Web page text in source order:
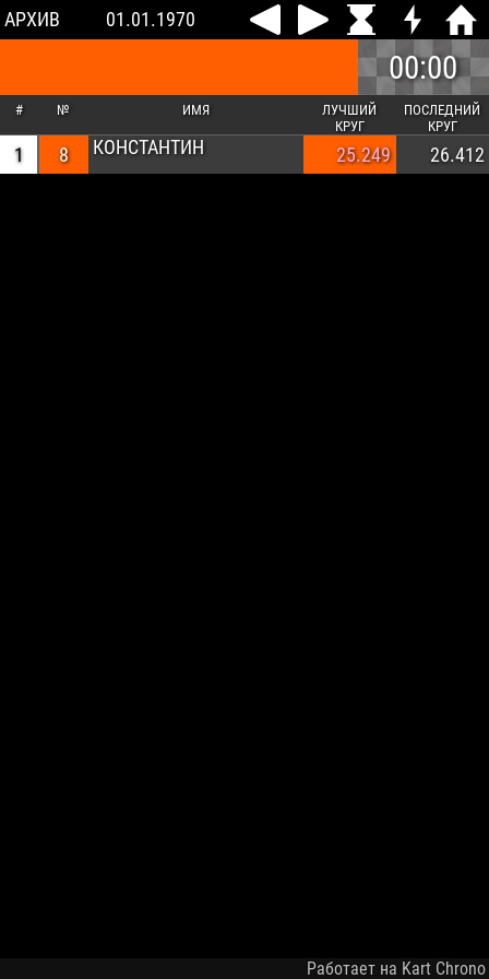
АРХИВ 01.01.1970
00:00
# № ИМЯ
ЛУЧШИЙ
КРУГ
ПОСЛЕДНИЙ
КРУГ
1 8 КОНСТАНТИН 25.249 26.412
Работает на Kart Chrono